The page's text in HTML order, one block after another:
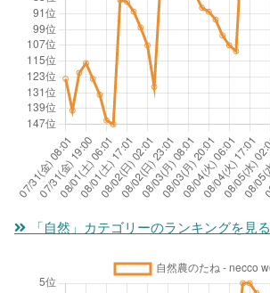
「自然」カテゴリーのランキングを見る